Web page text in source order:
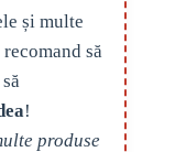
și multe
să
!
produse